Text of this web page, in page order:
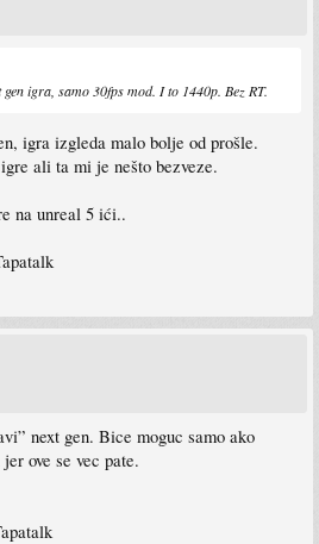
igra, samo 30fps mod. I to 1440p. Bez RT.
igra izgleda malo bolje od prošle.
ali ta mi je nešto bezveze.
na unreal 5 ići..
next gen. Bice moguc samo ako
ove se vec pate.